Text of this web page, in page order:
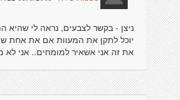
ניצן - בקשר לצבעים, נראה לי שהיא
יוכל לתקן את המעוות אם את אחת
את זה אני אשאיר למומחים.. אני לא